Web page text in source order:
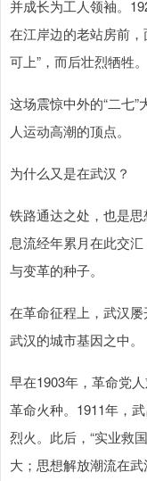
并成长为工人领袖。
在江岸边的老站房前
可上”，而后壮烈牺牲。
这场震惊中外的“二七
人运动高潮的顶点。
为什么又是在武汉？
铁路通达之处，也是
息流经年累月在此交
与变革的种子。
在革命征程上，武汉
武汉的城市基因之中。
早在1903年，革命党
革命火种。1911年，
烈火。此后，“实业救
大；思想解放潮流在